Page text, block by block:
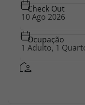
Check Out
Ocupação